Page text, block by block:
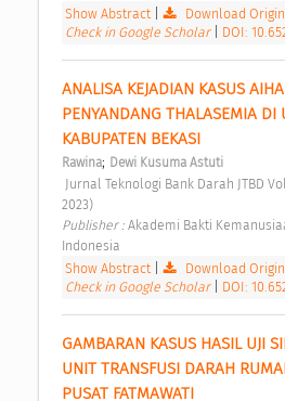
Show Abstract
Download
Check in Google Scholar
DOI:
ANALISA KEJADIAN KASUS
PENYANDANG THALASEMIA DI
KABUPATEN BEKASI
Rawina; Dewi Kusuma Astuti
2023)
Publisher : Akademi Bakti
Indonesia
Show Abstract
Download
Check in Google Scholar
DOI:
GAMBARAN KASUS HASIL UJI
UNIT TRANSFUSI DARAH
PUSAT FATMAWATI